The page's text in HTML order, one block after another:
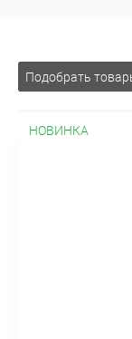
Подобрать
НОВИНКА